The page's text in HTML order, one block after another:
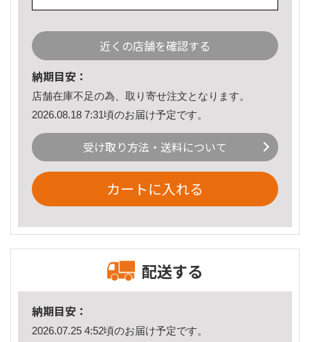
近くの店舗を確認する
納期目安：
店舗在庫不足の為、取り寄せ注文となります。
2026.08.18 7:31頃のお届け予定です。
受け取り方法・送料について
カートに入れる
配送する
納期目安：
2026.07.25 4:52頃のお届け予定です。